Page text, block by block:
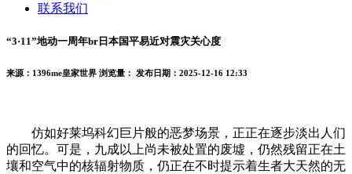
联系我们
“3·11”地动一周年br日本国平易近对震灾关心度
来源：1396me皇家世界 浏览量： 发布日期：2025-12-16 12:33
仿如好莱坞科幻巨片般的恶梦场景，正正在逐步淡出人们
的回忆。可是，九成以上尚未被处置的废墟，仍然残留正在土
壤和空气中的核辐射物质，仍正在不时提示着生者大天然的无